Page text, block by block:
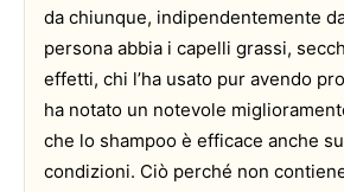
da chiunque, indipendentemente
persona abbia i capelli grassi,
effetti, chi l’ha usato pur avendo
ha notato un notevole
che lo shampoo è efficace anche
condizioni. Ciò perché non